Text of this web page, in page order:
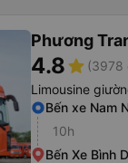
Phương
4.8star (3978
Limousine
Bến xe Nam
10h
Bến Xe Bình